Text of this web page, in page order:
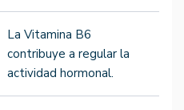
La Vitamina B6
contribuye a regular la
actividad hormonal.